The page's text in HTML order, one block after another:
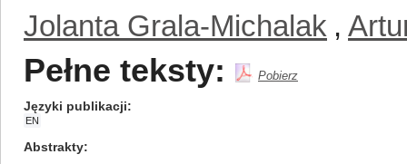
Jolanta Grala-Michalak ,
Pełne teksty: Pobierz
Języki publikacji
EN
Abstrakty